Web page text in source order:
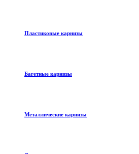
Пластиковые карнизы
Багетные карнизы
Металлические карнизы